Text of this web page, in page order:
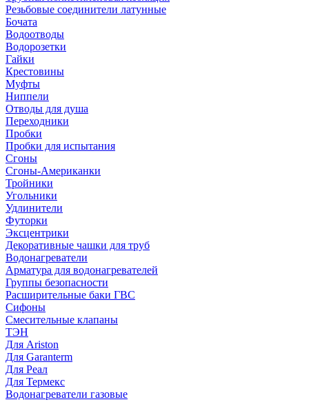
Резьбовые соединители латунные
Бочата
Водоотводы
Водорозетки
Гайки
Крестовины
Муфты
Ниппели
Отводы для душа
Переходники
Пробки
Пробки для испытания
Сгоны
Сгоны-Американки
Тройники
Угольники
Удлинители
Футорки
Эксцентрики
Декоративные чашки для труб
Водонагреватели
Арматура для водонагревателей
Группы безопасности
Расширительные баки ГВС
Сифоны
Смесительные клапаны
ТЭН
Для Ariston
Для Garanterm
Для Реал
Для Термекс
Водонагреватели газовые